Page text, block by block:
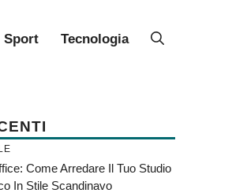
Sport Tecnologia
Come Arredare Il Tuo Studio
In Stile Scandinavo